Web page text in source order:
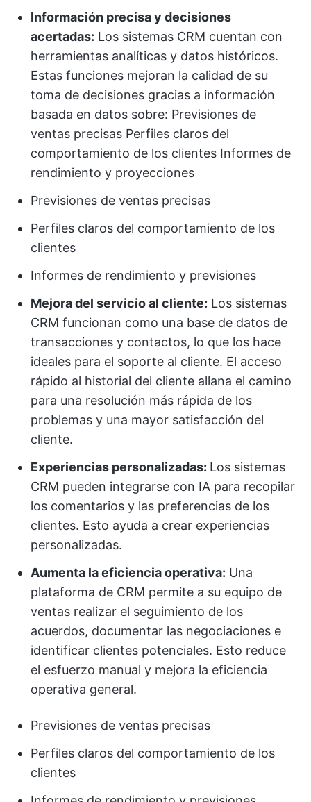
Información precisa y decisiones
acertadas: Los sistemas CRM cuentan con
herramientas analíticas y datos históricos.
Estas funciones mejoran la calidad de su
toma de decisiones gracias a información
basada en datos sobre: Previsiones de
ventas precisas Perfiles claros del
comportamiento de los clientes Informes de
rendimiento y proyecciones
Previsiones de ventas precisas
Perfiles claros del comportamiento de los
clientes
Informes de rendimiento y previsiones
Mejora del servicio al cliente: Los sistemas
CRM funcionan como una base de datos de
transacciones y contactos, lo que los hace
ideales para el soporte al cliente. El acceso
rápido al historial del cliente allana el camino
para una resolución más rápida de los
problemas y una mayor satisfacción del
cliente.
Experiencias personalizadas: Los sistemas
CRM pueden integrarse con IA para recopilar
los comentarios y las preferencias de los
clientes. Esto ayuda a crear experiencias
personalizadas.
Aumenta la eficiencia operativa: Una
plataforma de CRM permite a su equipo de
ventas realizar el seguimiento de los
acuerdos, documentar las negociaciones e
identificar clientes potenciales. Esto reduce
el esfuerzo manual y mejora la eficiencia
operativa general.
Previsiones de ventas precisas
Perfiles claros del comportamiento de los
clientes